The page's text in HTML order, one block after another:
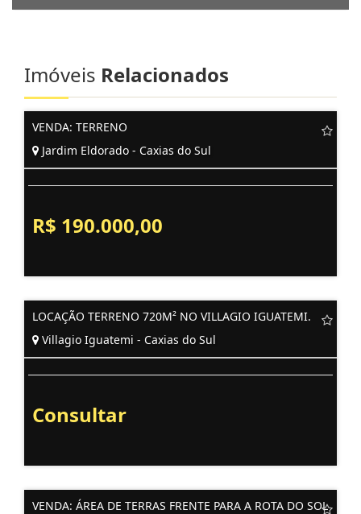
Imóveis Relacionados
VENDA: TERRENO
Jardim Eldorado - Caxias do Sul
R$ 190.000,00
LOCAÇÃO TERRENO 720M² NO VILLAGIO IGUATEMI.
Villagio Iguatemi - Caxias do Sul
Consultar
VENDA: ÁREA DE TERRAS FRENTE PARA A ROTA DO SOL